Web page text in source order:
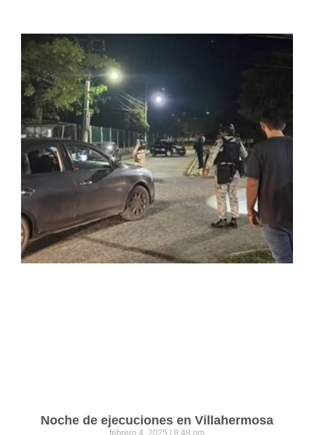
Noche de ejecuciones en Villahermosa